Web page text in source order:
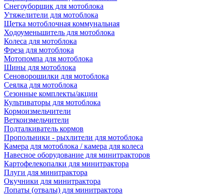
Снегоуборщик для мотоблока
Утяжелители для мотоблока
Щетка мотоблочная коммунальная
Ходоуменьшитель для мотоблока
Колеса для мотоблока
Фреза для мотоблока
Мотопомпа для мотоблока
Шины для мотоблока
Сеноворошилки для мотоблока
Сеялка для мотоблока
Сезонные комплекты/акции
Культиваторы для мотоблока
Кормоизмельчители
Веткоизмельчители
Подталкиватель кормов
Пропольники - рыхлители для мотоблока
Камера для мотоблока / камера для колеса
Навесное оборудование для минитракторов
Картофелекопалки для минитрактора
Плуги для минитрактора
Окучники для минитрактора
Лопаты (отвалы) для минитрактора